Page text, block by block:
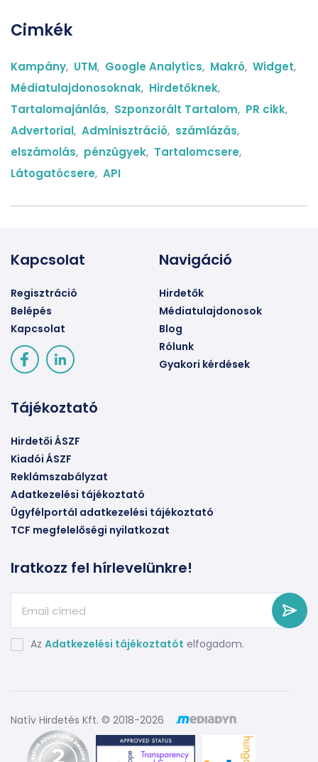
Cimkék
Kampány, UTM, Google Analytics, Makró, Widget,
Médiatulajdonosoknak, Hirdetőknek,
Tartalomajánlás, Szponzorált Tartalom, PR cikk,
Advertorial, Adminisztráció, számlázás,
elszámolás, pénzügyek, Tartalomcsere,
Látogatócsere, API
Kapcsolat
Regisztráció
Belépés
Kapcsolat
Navigáció
Hirdetők
Médiatulajdonosok
Blog
Rólunk
Gyakori kérdések
Tájékoztató
Hirdetői ÁSZF
Kiadói ÁSZF
Reklámszabályzat
Adatkezelési tájékoztató
Ügyfélportál adatkezelési tájékoztató
TCF megfelelőségi nyilatkozat
Iratkozz fel hírlevelünkre!
Az Adatkezelési tájékoztatót elfogadom.
Natív Hirdetés Kft. © 2018-2026